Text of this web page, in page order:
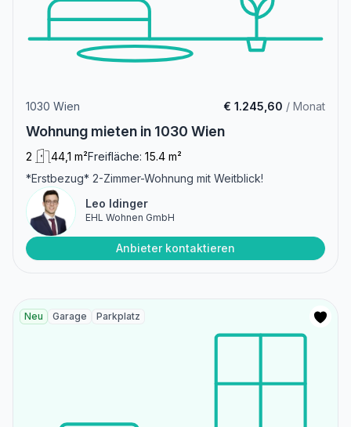
1030 Wien € 1.245,60 / Monat
Wohnung mieten in 1030 Wien
2 44,1 m²Freifläche: 15.4 m²
*Erstbezug* 2-Zimmer-Wohnung mit Weitblick!
Leo Idinger
EHL Wohnen GmbH
Anbieter kontaktieren
Neu Garage Parkplatz